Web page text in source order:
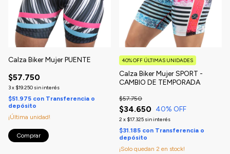
Calza Biker Mujer PUENTE
$57.750
3x $19.250 sin interés
$51.975 con Transferencia o
depósito
¡Última unidad!
Comprar
Calza Biker Mujer SPORT -
CAMBIO DE TEMPORADA
$34.650
$57.750
40% OFF
2 x $17.325 sin interés
40% OFF ÚLTIMAS UNIDADES
$31.185 con Transferencia o
depósito
¡Solo quedan 2 en stock!